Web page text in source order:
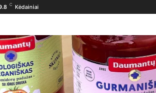
C Kėdainiai